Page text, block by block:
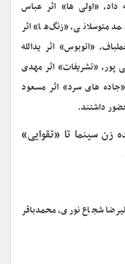
داد، «اولی ها» اثر عباس
متوسلانی، «زنگ‌ها» اثر
«اتوبوس» اثر یدالله
پور، «تشریفات» اثر مهدی
«جاده های سرد» اثر مسعود
داشتند.
زن سینما تا «تقوایی»
شجاع نوری، محمدباقر